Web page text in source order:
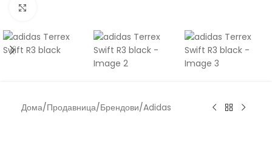
Дома/Продавница/Брендови/Adidas